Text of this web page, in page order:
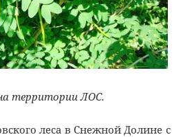
территории ЛОС.
леса в Снежной Долине с